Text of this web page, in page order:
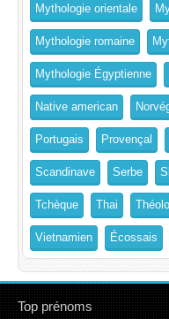
Mythologie orientale
Mythologie romaine
Mythologie Égyptienne
Native american
Portugais Provençal
Scandinave Serbe
Tchèque Thai
Vietnamien Écossais
Top prénoms